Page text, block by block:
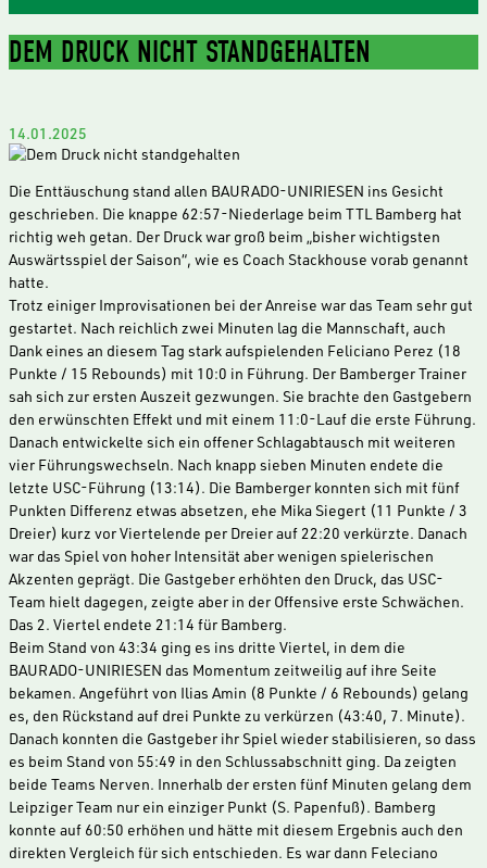
DEM DRUCK NICHT STANDGEHALTEN
14.01.2025
Die Enttäuschung stand allen BAURADO-UNIRIESEN ins Gesicht
geschrieben. Die knappe 62:57-Niederlage beim TTL Bamberg hat
richtig weh getan. Der Druck war groß beim „bisher wichtigsten
Auswärtsspiel der Saison“, wie es Coach Stackhouse vorab genannt
hatte.
Trotz einiger Improvisationen bei der Anreise war das Team sehr gut
gestartet. Nach reichlich zwei Minuten lag die Mannschaft, auch
Dank eines an diesem Tag stark aufspielenden Feliciano Perez (18
Punkte / 15 Rebounds) mit 10:0 in Führung. Der Bamberger Trainer
sah sich zur ersten Auszeit gezwungen. Sie brachte den Gastgebern
den erwünschten Effekt und mit einem 11:0-Lauf die erste Führung.
Danach entwickelte sich ein offener Schlagabtausch mit weiteren
vier Führungswechseln. Nach knapp sieben Minuten endete die
letzte USC-Führung (13:14). Die Bamberger konnten sich mit fünf
Punkten Differenz etwas absetzen, ehe Mika Siegert (11 Punkte / 3
Dreier) kurz vor Viertelende per Dreier auf 22:20 verkürzte. Danach
war das Spiel von hoher Intensität aber wenigen spielerischen
Akzenten geprägt. Die Gastgeber erhöhten den Druck, das USC-
Team hielt dagegen, zeigte aber in der Offensive erste Schwächen.
Das 2. Viertel endete 21:14 für Bamberg.
Beim Stand von 43:34 ging es ins dritte Viertel, in dem die
BAURADO-UNIRIESEN das Momentum zeitweilig auf ihre Seite
bekamen. Angeführt von Ilias Amin (8 Punkte / 6 Rebounds) gelang
es, den Rückstand auf drei Punkte zu verkürzen (43:40, 7. Minute).
Danach konnten die Gastgeber ihr Spiel wieder stabilisieren, so dass
es beim Stand von 55:49 in den Schlussabschnitt ging. Da zeigten
beide Teams Nerven. Innerhalb der ersten fünf Minuten gelang dem
Leipziger Team nur ein einziger Punkt (S. Papenfuß). Bamberg
konnte auf 60:50 erhöhen und hätte mit diesem Ergebnis auch den
direkten Vergleich für sich entschieden. Es war dann Feleciano